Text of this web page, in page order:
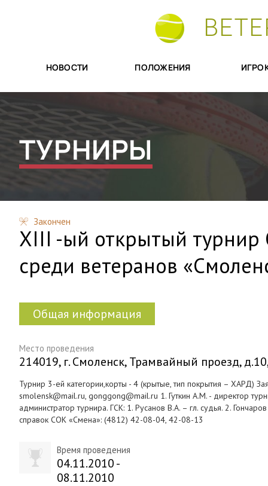
НОВОСТИ ПОЛОЖЕНИЯ
ТУРНИРЫ
Закончен
XIII -ый открытый турнир
среди ветеранов
Общая информация
Место проведения
214019, г. Смоленск, Трамвайный проезд,
Турнир 3-ей категории,корты - 4 (крытые, тип покрытия – ХАРД)
smolensk@mail.ru, gonggong@mail.ru 1. Гуткин А.М. - директор
администратор турнира. ГСК: 1. Русанов В.А. – гл. судья. 2.
справок СОК «Смена»: (4812) 42-08-04, 42-08-13
Время проведения
04.11.2010 -
08.11.2010